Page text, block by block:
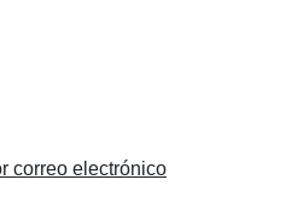
correo electrónico